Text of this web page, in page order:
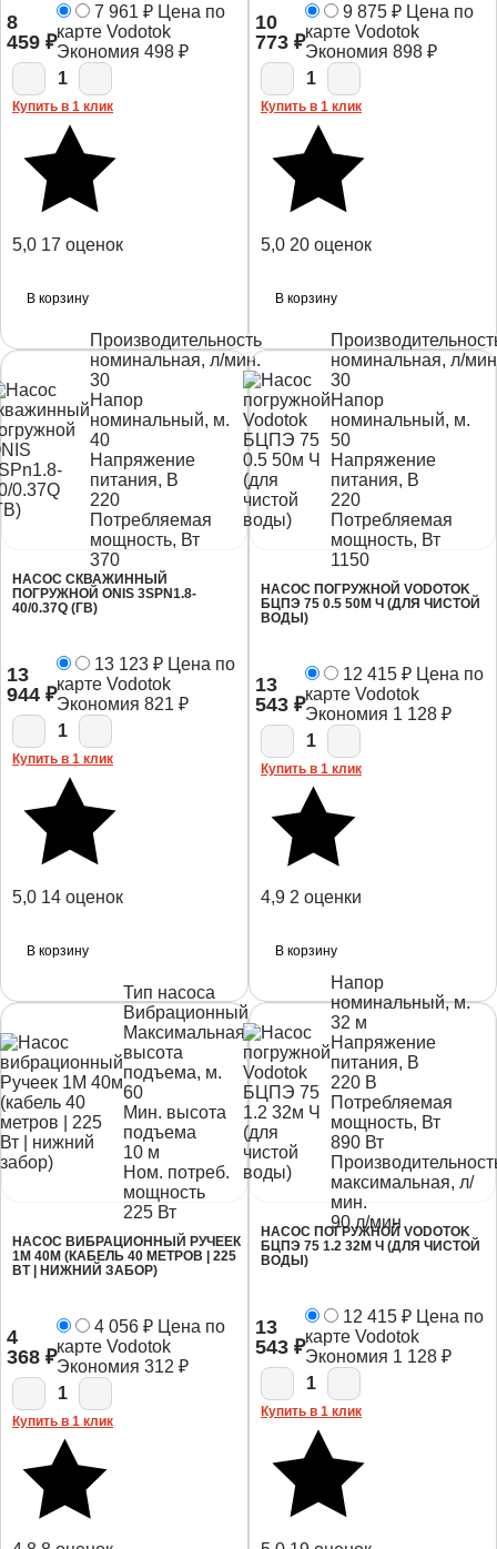
8
459 ₽
7 961 ₽ Цена по
карте Vodotok
Экономия 498 ₽
1
Купить в 1 клик
5,0 17 оценок
В корзину
10
773 ₽
9 875 ₽ Цена по
карте Vodotok
Экономия 898 ₽
1
Купить в 1 клик
5,0 20 оценок
В корзину
Производительность
номинальная, л/мин.
30
Напор
номинальный, м.
40
Напряжение
питания, В
220
Потребляемая
мощность, Вт
370
НАСОС СКВАЖИННЫЙ
ПОГРУЖНОЙ ONIS 3SPN1.8-
40/0.37Q (ГВ)
13
944 ₽
13 123 ₽ Цена по
карте Vodotok
Экономия 821 ₽
1
Купить в 1 клик
5,0 14 оценок
В корзину
номинальная, л/
30
Напор
номинальный, м.
50
Напряжение
питания, В
220
Потребляемая
мощность, Вт
1150
НАСОС ПОГРУЖНОЙ VODOTOK
БЦПЭ 75 0.5 50М Ч (ДЛЯ ЧИСТОЙ
ВОДЫ)
13
543 ₽
12 415 ₽ Цена по
карте Vodotok
Экономия 1 128 ₽
1
Купить в 1 клик
4,9 2 оценки
В корзину
Тип насоса
Вибрационный
Максимальная
высота
подъема, м.
60
Мин. высота
подъема
10 м
Ном. потреб.
мощность
225 Вт
НАСОС ВИБРАЦИОННЫЙ РУЧЕЕК
1М 40М (КАБЕЛЬ 40 МЕТРОВ | 225
ВТ | НИЖНИЙ ЗАБОР)
4
368 ₽
4 056 ₽ Цена по
карте Vodotok
Экономия 312 ₽
1
Купить в 1 клик
Напор
номинальный, м.
32 м
Напряжение
питания, В
220 В
Потребляемая
мощность, Вт
890 Вт
максимальная, л/
мин.
90 л/мин
НАСОС ПОГРУЖНОЙ VODOTOK
БЦПЭ 75 1.2 32М Ч (ДЛЯ ЧИСТОЙ
ВОДЫ)
13
543 ₽
12 415 ₽ Цена по
карте Vodotok
Экономия 1 128 ₽
1
Купить в 1 клик